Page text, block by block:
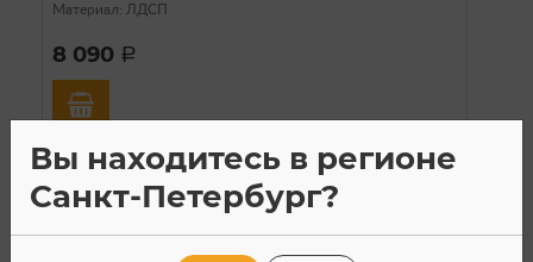
Материал: ЛДСП
8 090 a
Вы находитесь в регионе
Санкт-Петербург?